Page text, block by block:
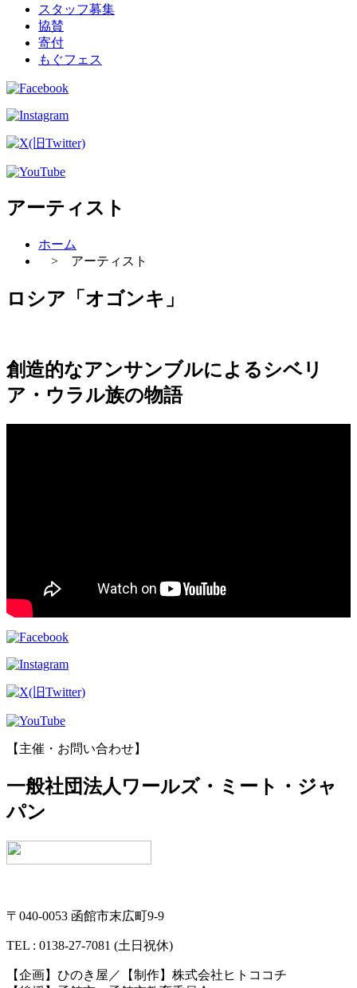
スタッフ募集
協賛
寄付
もぐフェス
アーティスト
ホーム
> アーティスト
ロシア「オゴンキ」
創造的なアンサンブルによるシベリ
ア・ウラル族の物語
【主催・お問い合わせ】
一般社団法人ワールズ・ミート・ジャ
パン
〒040-0053 函館市末広町9-9
TEL : 0138-27-7081 (土日祝休)
【企画】ひのき屋／【制作】株式会社ヒトココチ